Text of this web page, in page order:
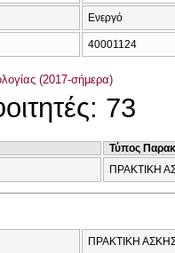
Ενεργό
40001124
(2017-σήμερα)
73
Τύπος
ΠΡΑΚΤΙΚΗ
ΠΡΑΚΤΙΚΗ